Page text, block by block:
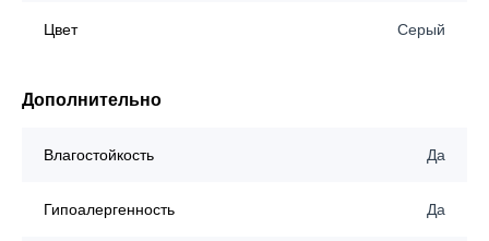
Цвет Серый
Дополнительно
Влагостойкость Да
Гипоалергенность Да